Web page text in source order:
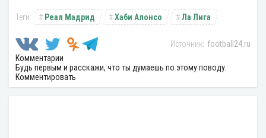
Реал Мадрид Хаби Алонсо Ла Лига
football24.ru
Комментарии
Будь первым и расскажи, что ты думаешь по этому поводу.
Комментировать